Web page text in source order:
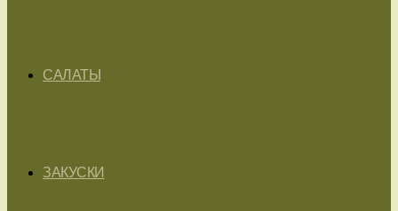
САЛАТЫ
ЗАКУСКИ